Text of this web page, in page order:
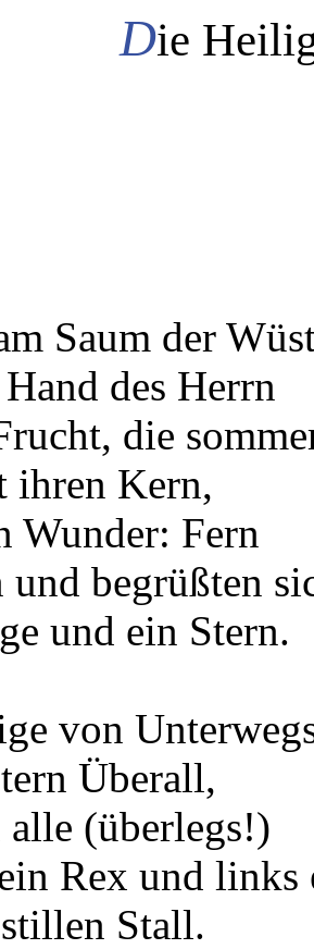
Die
Saum der
des Herrn
die
ihren Kern,
Wunder: Fern
und begrüßten
und ein Stern.
von
Überall,
alle (überlegs!)
Rex und links
Stall.